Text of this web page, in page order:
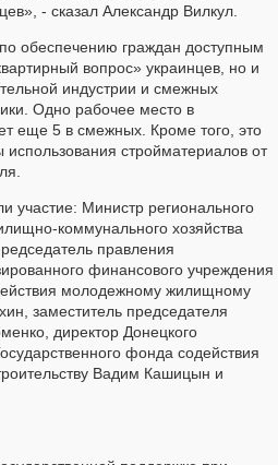
- сказал Александр Вилкул.
обеспечению граждан доступным
вопрос» украинцев, но и
индустрии и смежных
Одно рабочее место в
еще 5 в смежных. Кроме того, это
стройматериалов от
участие: Министр регионального
коммунального хозяйства
правления
финансового учреждения
молодежному жилищному
заместитель председателя
директор Донецкого
фонда содействия
Вадим Кашицын и